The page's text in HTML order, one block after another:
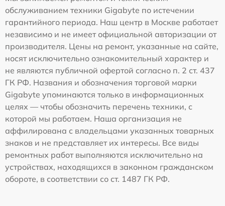
обслуживанием техники Gigabyte по истечении
гарантийного периода. Наш центр в Москве работает
независимо и не имеет официальной авторизации от
производителя. Цены на ремонт, указанные на сайте,
носят исключительно ознакомительный характер и
не являются публичной офертой согласно п. 2 ст. 437
ГК РФ. Названия и обозначения торговой марки
Gigabyte упоминаются только в информационных
целях — чтобы обозначить перечень техники, с
которой мы работаем. Наша организация не
аффилирована с владельцами указанных товарных
знаков и не представляет их интересы. Все виды
ремонтных работ выполняются исключительно на
устройствах, находящихся в законном гражданском
обороте, в соответствии со ст. 1487 ГК РФ.